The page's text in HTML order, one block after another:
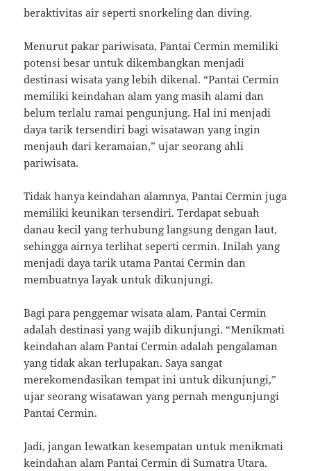
beraktivitas air seperti snorkeling dan diving.
Menurut pakar pariwisata, Pantai Cermin memiliki
potensi besar untuk dikembangkan menjadi
destinasi wisata yang lebih dikenal. “Pantai Cermin
memiliki keindahan alam yang masih alami dan
belum terlalu ramai pengunjung. Hal ini menjadi
daya tarik tersendiri bagi wisatawan yang ingin
menjauh dari keramaian,” ujar seorang ahli
pariwisata.
Tidak hanya keindahan alamnya, Pantai Cermin juga
memiliki keunikan tersendiri. Terdapat sebuah
danau kecil yang terhubung langsung dengan laut,
sehingga airnya terlihat seperti cermin. Inilah yang
menjadi daya tarik utama Pantai Cermin dan
membuatnya layak untuk dikunjungi.
Bagi para penggemar wisata alam, Pantai Cermin
adalah destinasi yang wajib dikunjungi. “Menikmati
keindahan alam Pantai Cermin adalah pengalaman
yang tidak akan terlupakan. Saya sangat
merekomendasikan tempat ini untuk dikunjungi,”
ujar seorang wisatawan yang pernah mengunjungi
Pantai Cermin.
Jadi, jangan lewatkan kesempatan untuk menikmati
keindahan alam Pantai Cermin di Sumatra Utara.